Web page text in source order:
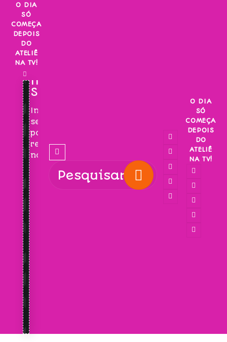
Skip
content
O DIA
SÓ
COMEÇA
DEPOIS
DO
ATELIÊ
NA TV!
INSCREVA-
SE!
Inscreva-
se
para
receber
novidades!
O DIA
SÓ
COMEÇA
DEPOIS
DO
ATELIÊ
NA TV!